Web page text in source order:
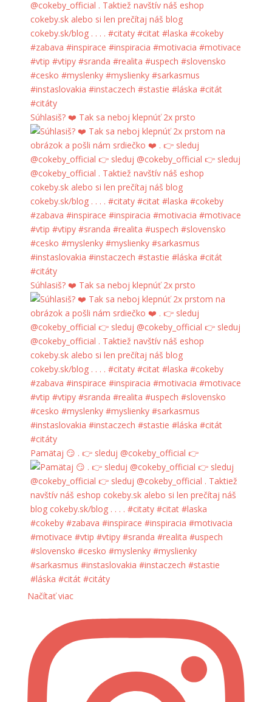
Súhlasiš? ❤️ Tak sa neboj klepnúť 2x prsto
Súhlasiš? ❤️ Tak sa neboj klepnúť 2x prsto
Pamätaj 😏 . 👉 sleduj @cokeby_official 👉
Načítať viac